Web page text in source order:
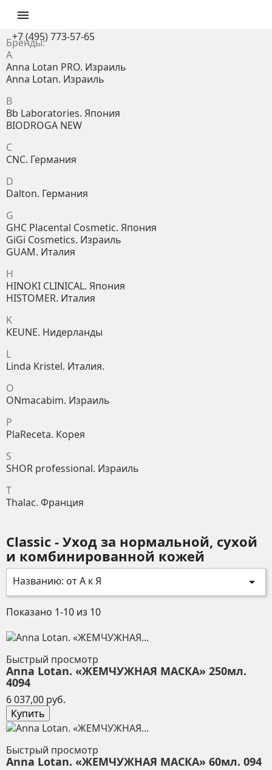

+7 (495) 773-57-65
Бренды:
A
Anna Lotan PRO. Израиль
Anna Lotan. Израиль
B
Bb Laboratories. Япония
BIODROGA NEW
C
CNC. Германия
D
Dalton. Германия
G
GHC Placental Cosmetic. Япония
GiGi Cosmetics. Израиль
GUAM. Италия
H
HINOKI CLINICAL. Япония
HISTOMER. Италия
K
KEUNE. Нидерланды
L
Linda Kristel. Италия.
O
ONmacabim. Израиль
P
PlaReceta. Корея
S
SHOR professional. Израиль
T
Thalac. Франция
Classic - Уход за нормальной, сухой
и комбинированной кожей
Названию: от А к Я 
Показано 1-10 из 10
Быстрый просмотр
Anna Lotan. «ЖЕМЧУЖНАЯ МАСКА» 250мл.
4094
6 037,00 руб.
Купить
Быстрый просмотр
Anna Lotan. «ЖЕМЧУЖНАЯ МАСКА» 60мл. 094